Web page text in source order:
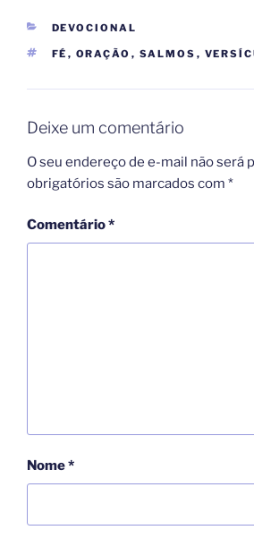
CATEGORIAS
DEVOCIONAL
TAGS
FÉ , ORAÇÃO , SALMOS ,
Deixe um comentário
O seu endereço de e-mail não será
obrigatórios são marcados com *
Comentário*
Nome*